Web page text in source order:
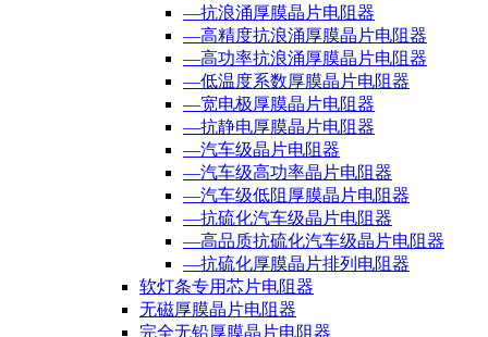
—抗浪涌厚膜晶片电阻器
—高精度抗浪涌厚膜晶片电阻器
—高功率抗浪涌厚膜晶片电阻器
—低温度系数厚膜晶片电阻器
—宽电极厚膜晶片电阻器
—抗静电厚膜晶片电阻器
—汽车级晶片电阻器
—汽车级高功率晶片电阻器
—汽车级低阻厚膜晶片电阻器
—抗硫化汽车级晶片电阻器
—高品质抗硫化汽车级晶片电阻器
—抗硫化厚膜晶片排列电阻器
软灯条专用芯片电阻器
无磁厚膜晶片电阻器
完全无铅厚膜晶片电阻器